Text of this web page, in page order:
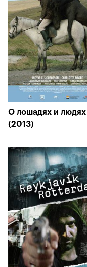
О лошадях и людях
(2013)